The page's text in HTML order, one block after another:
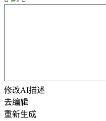
修改AI描述
去编辑
重新生成